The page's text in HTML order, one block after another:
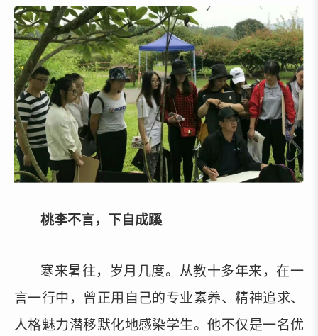
桃李不言，下自成蹊
寒来暑往，岁月几度。从教十多年来，在一
言一行中，曾正用自己的专业素养、精神追求、
人格魅力潜移默化地感染学生。他不仅是一名优